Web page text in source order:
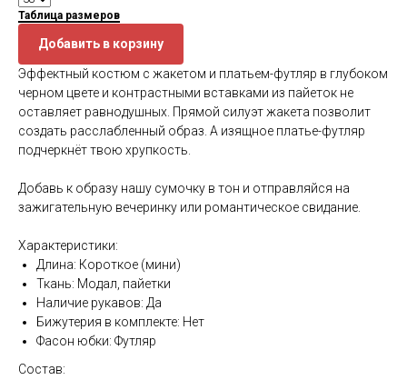
Таблица размеров
Добавить в корзину
Эффектный костюм с жакетом и платьем-футляр в глубоком
черном цвете и контрастными вставками из пайеток не
оставляет равнодушных. Прямой силуэт жакета позволит
создать расслабленный образ. А изящное платье-футляр
подчеркнёт твою хрупкость.
Добавь к образу нашу сумочку в тон и отправляйся на
зажигательную вечеринку или романтическое свидание.
Характеристики:
Длина: Короткое (мини)
Ткань: Модал, пайетки
Наличие рукавов: Да
Бижутерия в комплекте: Нет
Фасон юбки: Футляр
Состав: